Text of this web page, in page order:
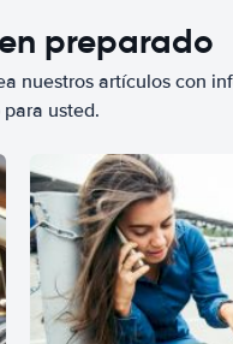
preparado
nuestros artículos con
usted.